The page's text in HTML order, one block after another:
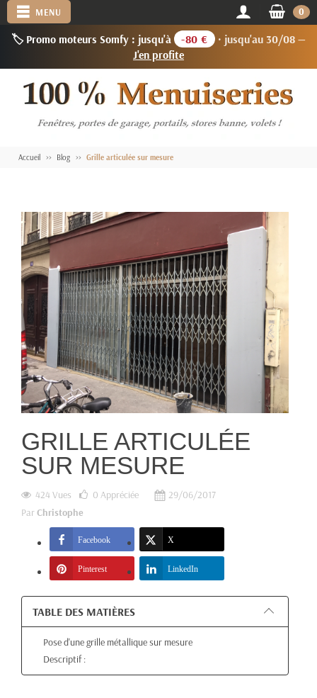
🏷️ Promo moteurs Somfy : jusqu'à -80 €
· jusqu'au 30/08 —
J'en profite
MENU 0
Accueil Blog Grille articulée sur mesure
GRILLE ARTICULÉE
SUR MESURE
424 Vues 0 Appréciée
29/06/2017
ParChristophe
Facebook X
Pinterest LinkedIn
TABLE DES MATIÈRES
Pose d'une grille métallique sur mesure
Descriptif :